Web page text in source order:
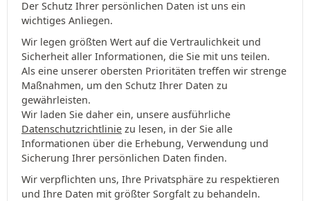
Der Schutz Ihrer persönlichen Daten ist uns ein
wichtiges Anliegen.
Wir legen größten Wert auf die Vertraulichkeit und
Sicherheit aller Informationen, die Sie mit uns teilen.
Als eine unserer obersten Prioritäten treffen wir strenge
Maßnahmen, um den Schutz Ihrer Daten zu
gewährleisten.
Wir laden Sie daher ein, unsere ausführliche
Datenschutzrichtlinie zu lesen, in der Sie alle
Informationen über die Erhebung, Verwendung und
Sicherung Ihrer persönlichen Daten finden.
Wir verpflichten uns, Ihre Privatsphäre zu respektieren
und Ihre Daten mit größter Sorgfalt zu behandeln.